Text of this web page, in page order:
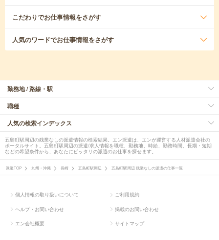
こだわりでお仕事情報をさがす
人気のワードでお仕事情報をさがす
勤務地 / 路線・駅
職種
人気の検索インデックス
五島町駅周辺の残業なしの派遣情報の検索結果。エン派遣は、エンが運営する人材派遣会社の
ポータルサイト。五島町駅周辺の派遣/求人情報を職種、勤務地、時給、勤務時間、長期・短期
などの希望条件から、あなたにピッタリの派遣のお仕事を探せます。
派遣TOP 九州・沖縄 長崎 五島町駅周辺 五島町駅周辺 残業なしの派遣の仕事一覧
個人情報の取り扱いについて ご利用規約
ヘルプ・お問い合わせ 掲載のお問い合わせ
エン会社概要 サイトマップ